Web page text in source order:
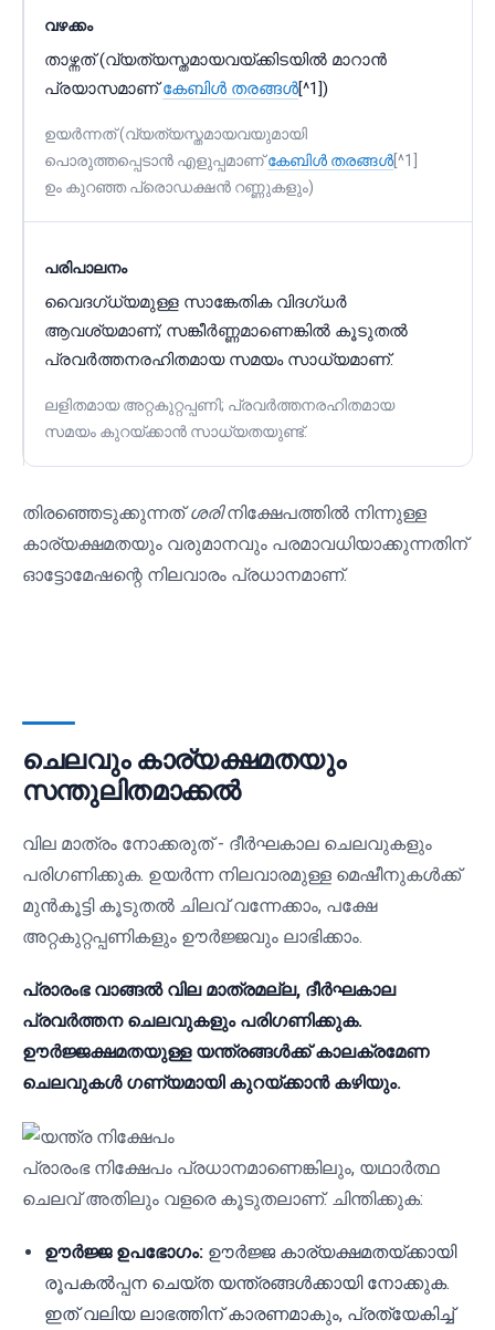
വഴക്കം
താഴ്ന്നത് (വ്യത്യസ്തമായവയ്ക്കിടയിൽ മാറാൻ
പ്രയാസമാണ്കേബിൾ തരങ്ങൾ[^1])
ഉയർന്നത് (വ്യത്യസ്തമായവയുമായി
പൊരുത്തപ്പെടാൻ എളുപ്പമാണ്കേബിൾ തരങ്ങൾ [^1]
ഉം കുറഞ്ഞ പ്രൊഡക്ഷൻ റണ്ണുകളും)
പരിപാലനം
വൈദഗ്ധ്യമുള്ള സാങ്കേതിക വിദഗ്ധർ
ആവശ്യമാണ്; സങ്കീർണ്ണമാണെങ്കിൽ കൂടുതൽ
പ്രവർത്തനരഹിതമായ സമയം സാധ്യമാണ്.
ലളിതമായ അറ്റകുറ്റപ്പണി; പ്രവർത്തനരഹിതമായ
സമയം കുറയ്ക്കാൻ സാധ്യതയുണ്ട്.
തിരഞ്ഞെടുക്കുന്നത്ശരിനിക്ഷേപത്തിൽ നിന്നുള്ള
കാര്യക്ഷമതയും വരുമാനവും പരമാവധിയാക്കുന്നതിന്
ഓട്ടോമേഷന്റെ നിലവാരം പ്രധാനമാണ്.
ചെലവും കാര്യക്ഷമതയും
സന്തുലിതമാക്കൽ
വില മാത്രം നോക്കരുത് - ദീർഘകാല ചെലവുകളും
പരിഗണിക്കുക. ഉയർന്ന നിലവാരമുള്ള മെഷീനുകൾക്ക്
മുൻകൂട്ടി കൂടുതൽ ചിലവ് വന്നേക്കാം, പക്ഷേ
അറ്റകുറ്റപ്പണികളും ഊർജ്ജവും ലാഭിക്കാം.
പ്രാരംഭ വാങ്ങൽ വില മാത്രമല്ല, ദീർഘകാല
പ്രവർത്തന ചെലവുകളും പരിഗണിക്കുക.
ഊർജ്ജക്ഷമതയുള്ള യന്ത്രങ്ങൾക്ക് കാലക്രമേണ
ചെലവുകൾ ഗണ്യമായി കുറയ്ക്കാൻ കഴിയും.
പ്രാരംഭ നിക്ഷേപം പ്രധാനമാണെങ്കിലും, യഥാർത്ഥ
ചെലവ് അതിലും വളരെ കൂടുതലാണ്. ചിന്തിക്കുക:
ഊർജ്ജ ഉപഭോഗം: ഊർജ്ജ കാര്യക്ഷമതയ്ക്കായി
രൂപകൽപ്പന ചെയ്ത യന്ത്രങ്ങൾക്കായി നോക്കുക.
ഇത് വലിയ ലാഭത്തിന് കാരണമാകും, പ്രത്യേകിച്ച്